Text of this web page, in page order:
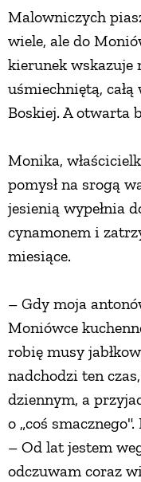
Malowniczych
wiele, ale do
kierunek wskazuje
uśmiechniętą,
Boskiej. A otwarta
Monika,
pomysł na srogą
jesienią wypełnia
cynamonem i
miesiące.
– Gdy moja
Moniówce
robię musy
nadchodzi ten
dziennym, a
o „coś
– Od lat jestem
odczuwam coraz